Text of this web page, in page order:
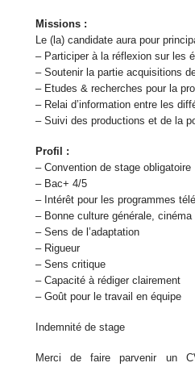
Missions :
Le (la) candidate aura pour
– Participer à la réflexion sur les
– Soutenir la partie acquisitions
– Etudes & recherches pour la
– Relai d’information entre les
– Suivi des productions et de la
Profil :
– Convention de stage obligatoire
– Bac+ 4/5
– Intérêt pour les programmes
– Bonne culture générale,
– Sens de l’adaptation
– Rigueur
– Sens critique
– Capacité à rédiger clairement
– Goût pour le travail en équipe
Indemnité de stage
Merci de faire parvenir un